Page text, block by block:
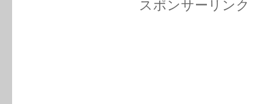
スポンサーリンク